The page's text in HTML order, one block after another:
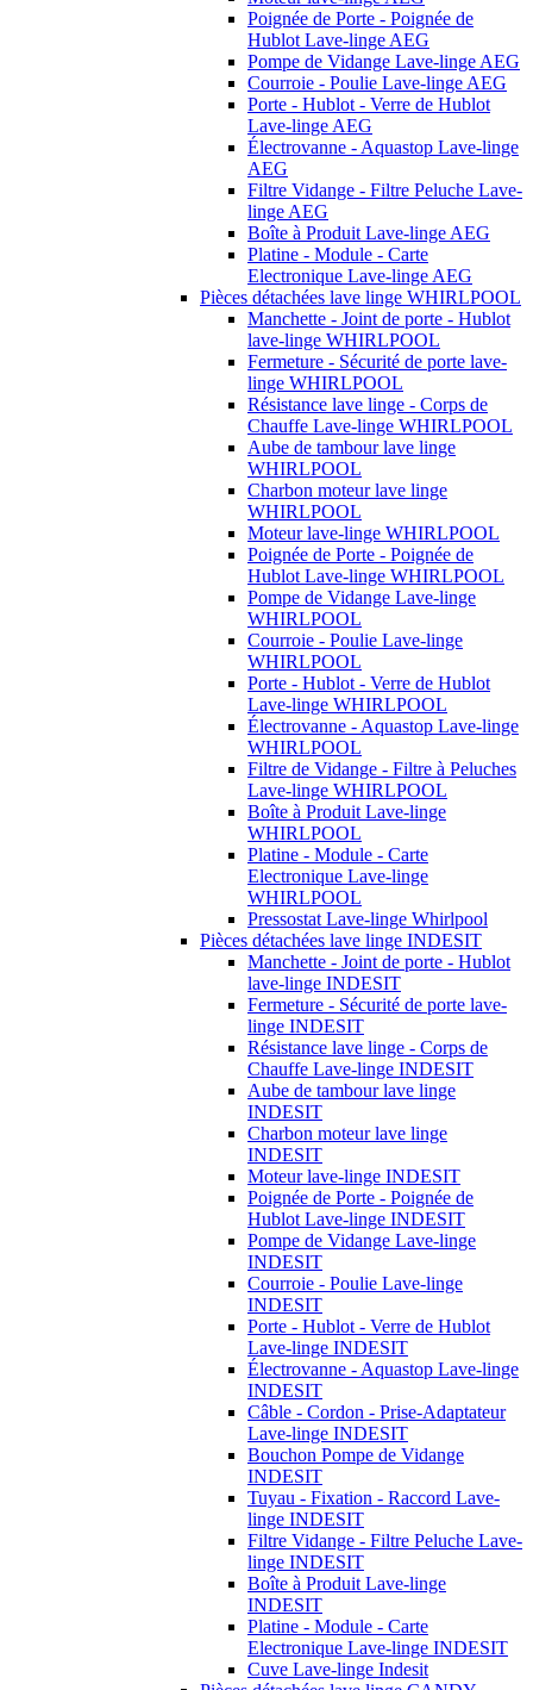
Poignée de Porte - Poignée de
Hublot Lave-linge AEG
Pompe de Vidange Lave-linge AEG
Courroie - Poulie Lave-linge AEG
Porte - Hublot - Verre de Hublot
Lave-linge AEG
Électrovanne - Aquastop Lave-linge
AEG
Filtre Vidange - Filtre Peluche Lave-
linge AEG
Boîte à Produit Lave-linge AEG
Platine - Module - Carte
Electronique Lave-linge AEG
Pièces détachées lave linge WHIRLPOOL
Manchette - Joint de porte - Hublot
lave-linge WHIRLPOOL
Fermeture - Sécurité de porte lave-
linge WHIRLPOOL
Résistance lave linge - Corps de
Chauffe Lave-linge WHIRLPOOL
Aube de tambour lave linge
WHIRLPOOL
Charbon moteur lave linge
WHIRLPOOL
Moteur lave-linge WHIRLPOOL
Poignée de Porte - Poignée de
Hublot Lave-linge WHIRLPOOL
Pompe de Vidange Lave-linge
WHIRLPOOL
Courroie - Poulie Lave-linge
WHIRLPOOL
Porte - Hublot - Verre de Hublot
Lave-linge WHIRLPOOL
Électrovanne - Aquastop Lave-linge
WHIRLPOOL
Filtre de Vidange - Filtre à Peluches
Lave-linge WHIRLPOOL
Boîte à Produit Lave-linge
WHIRLPOOL
Platine - Module - Carte
Electronique Lave-linge
WHIRLPOOL
Pressostat Lave-linge Whirlpool
Pièces détachées lave linge INDESIT
Manchette - Joint de porte - Hublot
lave-linge INDESIT
Fermeture - Sécurité de porte lave-
linge INDESIT
Résistance lave linge - Corps de
Chauffe Lave-linge INDESIT
Aube de tambour lave linge
INDESIT
Charbon moteur lave linge
INDESIT
Moteur lave-linge INDESIT
Poignée de Porte - Poignée de
Hublot Lave-linge INDESIT
Pompe de Vidange Lave-linge
INDESIT
Courroie - Poulie Lave-linge
INDESIT
Porte - Hublot - Verre de Hublot
Lave-linge INDESIT
Électrovanne - Aquastop Lave-linge
INDESIT
Câble - Cordon - Prise-Adaptateur
Lave-linge INDESIT
Bouchon Pompe de Vidange
INDESIT
Tuyau - Fixation - Raccord Lave-
linge INDESIT
Filtre Vidange - Filtre Peluche Lave-
linge INDESIT
Boîte à Produit Lave-linge
INDESIT
Platine - Module - Carte
Electronique Lave-linge INDESIT
Cuve Lave-linge Indesit